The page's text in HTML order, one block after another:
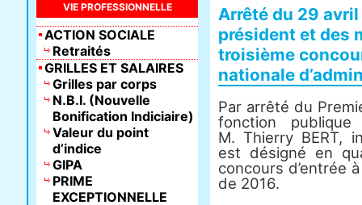
Arrêté du 29
président et des
troisième
nationale
Par arrêté du
fonction
M. Thierry BERT,
est désigné en
concours d’entrée
de 2016.
VIE PROFESSIONNELLE
ACTION SOCIALE
Retraités
GRILLES ET SALAIRES
Grilles par corps
N.B.I. (Nouvelle
Bonification Indiciaire)
Valeur du point
d’indice
GIPA
PRIME
EXCEPTIONNELLE